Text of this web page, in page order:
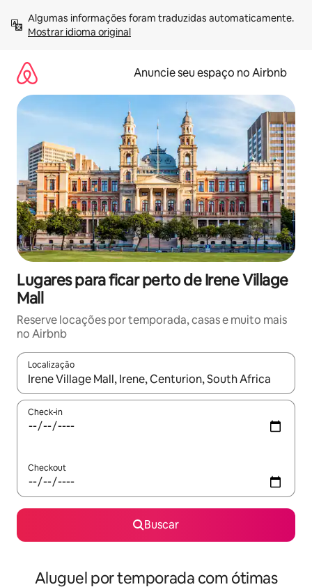
para
Mostrar idioma original
Anuncie seu espaço no Airbnb
Lugares para ficar perto de Irene Village
Mall
Reserve locações por temporada, casas e muito mais
no Airbnb
Localização
Quando os resultados estiverem disponíveis, explore-os
Check-in
Checkout
Buscar
Aluguel por temporada com ótimas